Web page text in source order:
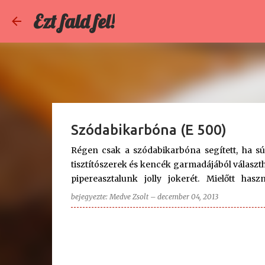
Ezt fald fel!
Szódabikarbóna (E 500)
Régen csak a szódabikarbóna segített, ha
tisztítószerek és kencék garmadájából
pipereasztalunk jolly jokerét. Mielőtt
szódabikarbóna (NaHCO3) vízben jól
(Na+) áll. Ha savval találkozik, enyhe lúgként
bejegyezte:Medve Zsolt – december 04, 2013